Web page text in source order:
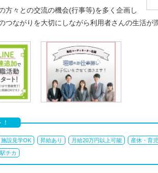
方々との交流の機会(行事等)を多く企画し
つながりを大切にしながら利用者さんの生活が
施設見学OK 昇給あり 月給20万円以上可能 産休・育
駅チカ